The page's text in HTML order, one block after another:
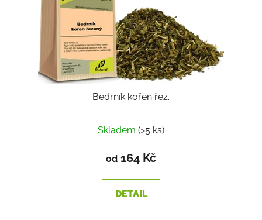
Bedrník kořen řez.
hodnocení
produktu
je
3,5
z
Skladem (>5 ks)
od 164 Kč
DETAIL